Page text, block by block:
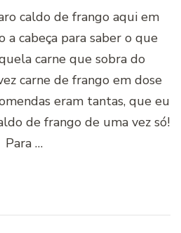
caldo de frango aqui em
a cabeça para saber o que
carne que sobra do
carne de frango em dose
eram tantas, que eu
de frango de uma vez só!
Para …